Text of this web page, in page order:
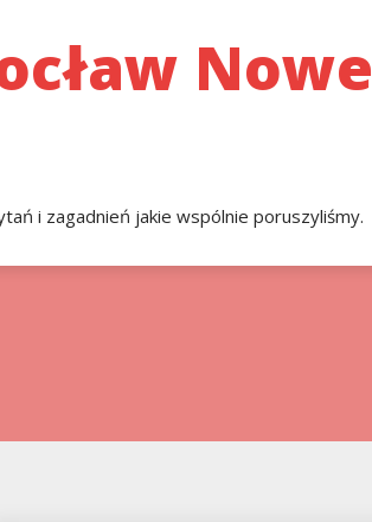
Nowe
i zagadnień jakie wspólnie poruszyliśmy.